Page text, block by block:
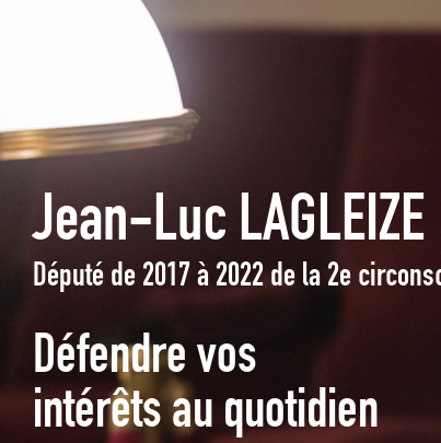
Jean-Luc LAGLEIZE
Député de 2017 à 2022 de la 2e
Défendre vos
intérêts au quotidien